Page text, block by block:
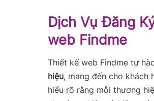
Dịch Vụ Đăng
web Findme
Thiết kế web Findme tự
hiệu, mang đến cho khách
hiểu rõ rằng mỗi thương